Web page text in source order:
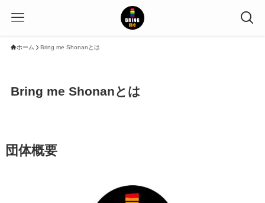
ホーム Bring me Shonanとは
Bring me Shonanとは
団体概要